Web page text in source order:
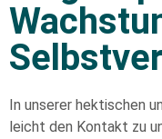
In unserer hektischen
leicht den Kontakt zu